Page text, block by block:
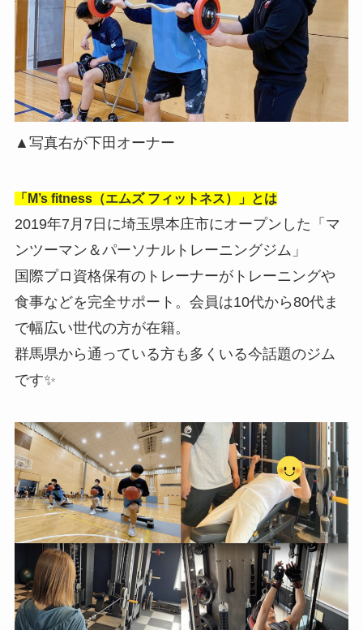
▲写真右が下田オーナー
「M’s fitness（エムズ フィットネス）」とは
2019年7月7日に埼玉県本庄市にオープンした「マ
ンツーマン＆パーソナルトレーニングジム」
国際プロ資格保有のトレーナーがトレーニングや
食事などを完全サポート。会員は10代から80代ま
で幅広い世代の方が在籍。
群馬県から通っている方も多くいる今話題のジム
です✨